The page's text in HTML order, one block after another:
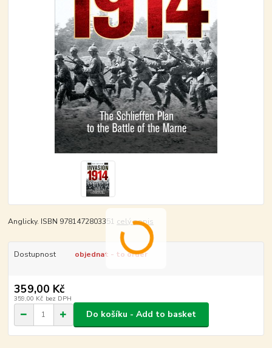
Anglicky. ISBN 9781472803351 celý popis
Dostupnost objednat - to order
359,00 Kč
359,00 Kč bez DPH
Do košíku - Add to basket